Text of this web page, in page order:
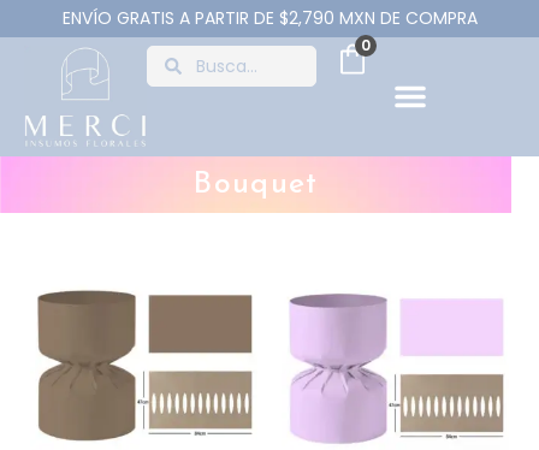
ENVÍO GRATIS A PARTIR DE $2,790 MXN DE COMPRA
0
Bouquet